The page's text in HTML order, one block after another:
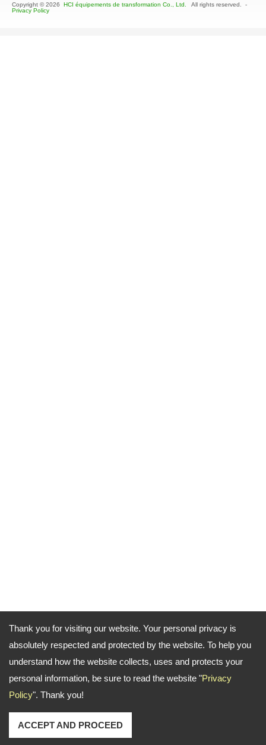
Thank you for visiting our website. Your personal privacy is
absolutely respected and protected by the website. To help you
understand how the website collects, uses and protects your
personal information, be sure to read the website "Privacy
Policy". Thank you!
ACCEPT AND PROCEED
Copyright © 2026 HCI équipements de transformation Co., Ltd.
All rights reserved. -
Privacy Policy